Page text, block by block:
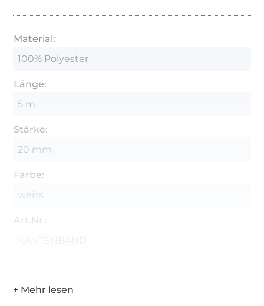
Material:
100% Polyester
Länge:
5 m
Stärke:
20 mm
Farbe:
weiss
Art.Nr.: